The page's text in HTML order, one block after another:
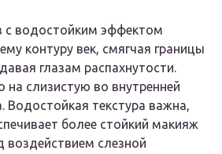
с водостойким эффектом
контуру век, смягчая границы
глазам распахнутости.
на слизистую во внутренней
Водостойкая текстура важна,
более стойкий макияж
воздействием слезной